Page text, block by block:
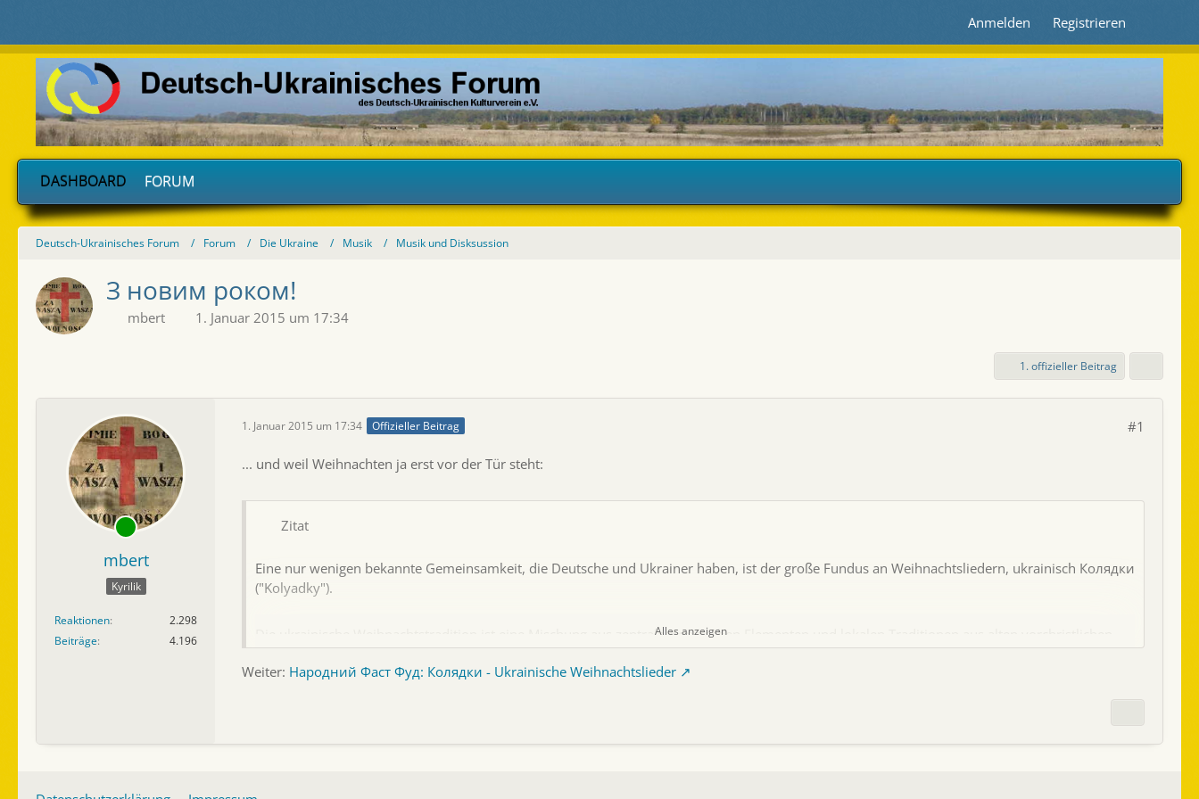
Anmelden Registrieren
DASHBOARD FORUM
Deutsch-Ukrainisches Forum Forum Die Ukraine Musik Musik und Disksussion
З новим роком!
mbert 1. Januar 2015 um 17:34
1. offizieller Beitrag
mbert
Kyrilik
Reaktionen
2.298
Beiträge
4.196
1. Januar 2015 um 17:34 Offizieller Beitrag #1
... und weil Weihnachten ja erst vor der Tür steht:
Zitat
Eine nur wenigen bekannte Gemeinsamkeit, die Deutsche und Ukrainer haben, ist der große Fundus an Weihnachtsliedern, ukrainisch Колядки
("Kolyadky").
Die ukrainische Weihnachtstradition ist eine Mischung aus zentraleuropäischen Elementen und lokalen Traditionen aus alten vorchristlichen
Zeiten. So kann man an manchen Orten eine friedliche Koexistenz eines Weihnachtsbaums und eines Дідух ("Didukh") bewundern.
Diese Unterscheidung gibt es auch bei Weichnachtsliedern. Neben den Колядки, die auf christlichen Inhalten beruhen, gibt es noch die zum
Alles anzeigen
Weiter: Народний Фаст Фуд: Колядки - Ukrainische Weihnachtslieder